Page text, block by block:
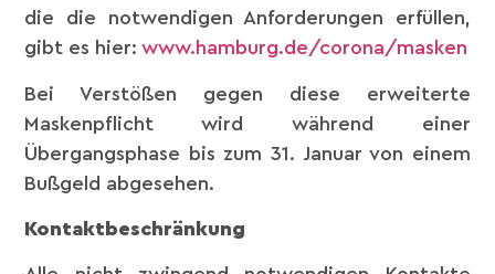
die die notwendigen Anforderungen erfüllen,
gibt es hier:www.hamburg.de/corona/masken
Bei Verstößen gegen diese erweiterte
Maskenpflicht wird während einer
Übergangsphase bis zum 31. Januar von einem
Bußgeld abgesehen.
Kontaktbeschränkung